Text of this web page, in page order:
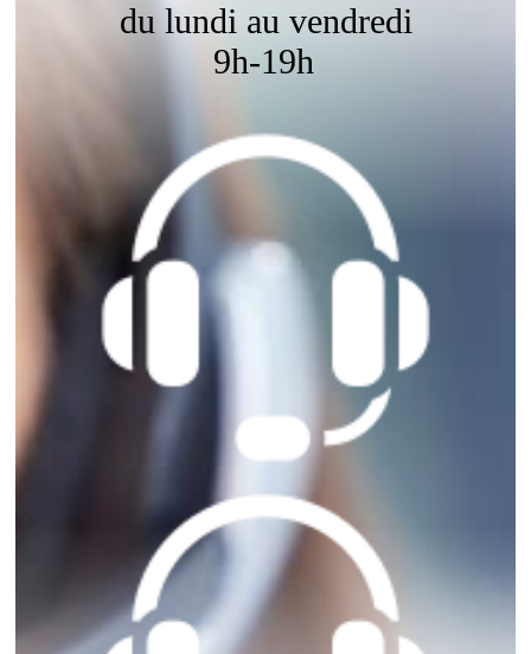
du lundi au vendredi
9h-19h